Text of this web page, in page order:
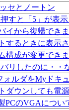
セとノートン
押すと「5」が表示
イから復帰でき
するときに表示
構成が変更でき
リしたのに・・
ォルダをMyドキ
ダウンしても電
PCのVGAについ